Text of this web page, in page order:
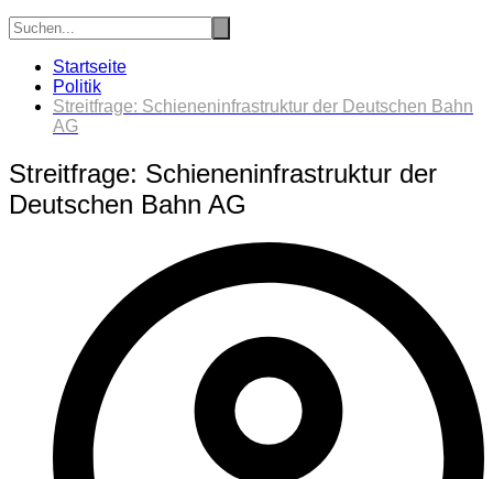
Startseite
Politik
Streitfrage: Schieneninfrastruktur der Deutschen Bahn
AG
Streitfrage: Schieneninfrastruktur der
Deutschen Bahn AG